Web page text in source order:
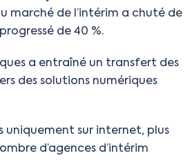
marché de l’intérim a chuté de
de 40 %.
a entraîné un transfert des
des solutions numériques
uniquement sur internet, plus
d’agences d’intérim